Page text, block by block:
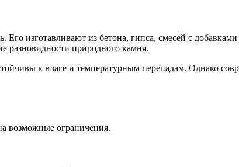
изготавливают из бетона, гипса, смесей с добавками
разновидности природного камня.
к влаге и температурным перепадам. Однако
возможные ограничения.